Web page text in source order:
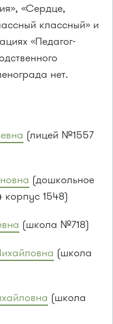
«Сердце,
классный» и
«Педагог-
нет.
(лицей №1557
(дошкольное
1548)
(школа №718)
(школа
(школа